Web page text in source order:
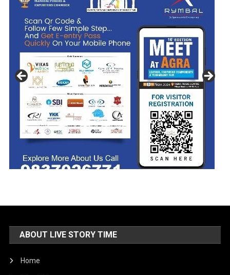
ABOUT LIVE STORY TIME
Home